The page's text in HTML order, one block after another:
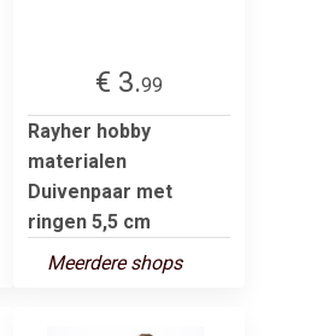
€ 3.99
Rayher hobby
materialen
Duivenpaar met
ringen 5,5 cm
Meerdere shops